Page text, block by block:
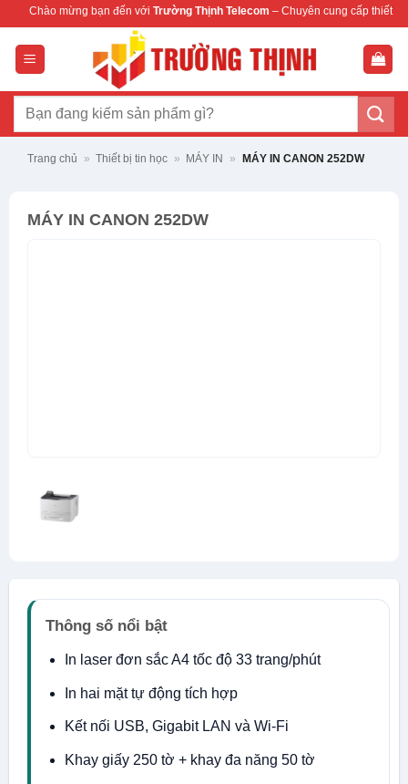
dung
bạn đến vớiTrường Thịnh Telecom – Chuyên cung cấp thiết bị mạng &
Tìm
Trang chủ » Thiết bị tin học » MÁY IN » MÁY IN CANON 252DW
MÁY IN CANON 252DW
Thông số nổi bật
In laser đơn sắc A4 tốc độ 33 trang/phút
In hai mặt tự động tích hợp
Kết nối USB, Gigabit LAN và Wi-Fi
Khay giấy 250 tờ + khay đa năng 50 tờ